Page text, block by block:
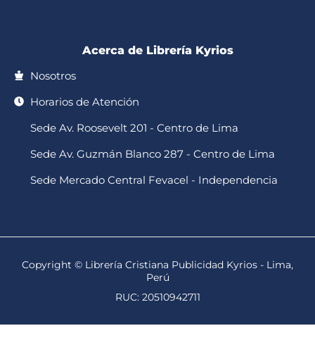
Acerca de Librería Kyrios
Nosotros
Horarios de Atención
Sede Av. Roosevelt 201 - Centro de Lima
Sede Av. Guzmán Blanco 287 - Centro de Lima
Sede Mercado Central Fevacel - Independencia
Copyright © Librería Cristiana Publicidad Kyrios - Lima,
Perú
RUC: 20510942711